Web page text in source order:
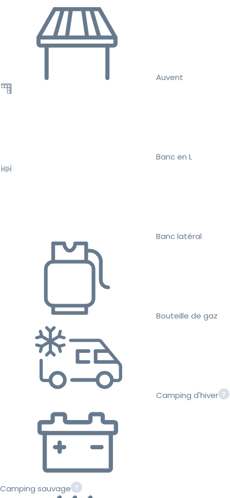
Auvent
Banc en L
Banc latéral
Bouteille de gaz
Camping d'hiver
Camping sauvage